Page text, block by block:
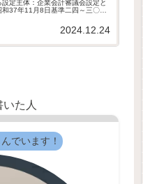
定主体：企業会計審議会設定と
和37年11月8日基準二四～三〇
の体系前文第一章 原価計算の目
一般的基準一...
2024.12.24
た人
でいます！